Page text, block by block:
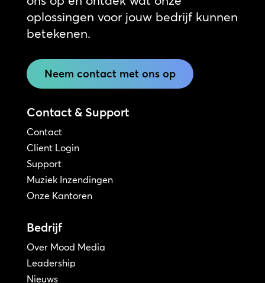
oplossingen voor jouw bedrijf kunnen
betekenen.
Neem contact met ons op
Contact & Support
Contact
Client Login
Support
Muziek Inzendingen
Onze Kantoren
Bedrijf
Over Mood Media
Leadership
Nieuws